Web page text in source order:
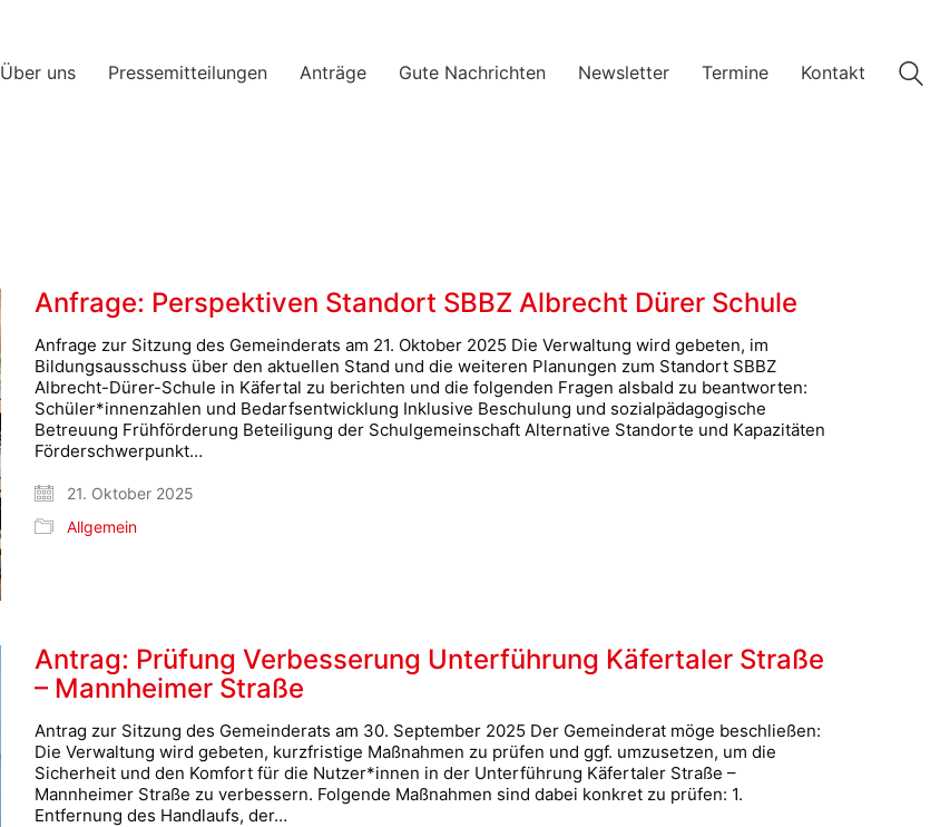
Über uns Pressemitteilungen Anträge Gute Nachrichten Newsletter Termine Kontakt
Anfrage: Perspektiven Standort SBBZ Albrecht Dürer Schule
Anfrage zur Sitzung des Gemeinderats am 21. Oktober 2025 Die Verwaltung wird gebeten, im
Bildungsausschuss über den aktuellen Stand und die weiteren Planungen zum Standort SBBZ
Albrecht-Dürer-Schule in Käfertal zu berichten und die folgenden Fragen alsbald zu beantworten:
Schüler*innenzahlen und Bedarfsentwicklung Inklusive Beschulung und sozialpädagogische
Betreuung Frühförderung Beteiligung der Schulgemeinschaft Alternative Standorte und Kapazitäten
Förderschwerpunkt…
21. Oktober 2025
Allgemein
Antrag: Prüfung Verbesserung Unterführung Käfertaler Straße
– Mannheimer Straße
Antrag zur Sitzung des Gemeinderats am 30. September 2025 Der Gemeinderat möge beschließen:
Die Verwaltung wird gebeten, kurzfristige Maßnahmen zu prüfen und ggf. umzusetzen, um die
Sicherheit und den Komfort für die Nutzer*innen in der Unterführung Käfertaler Straße –
Mannheimer Straße zu verbessern. Folgende Maßnahmen sind dabei konkret zu prüfen: 1.
Entfernung des Handlaufs, der…